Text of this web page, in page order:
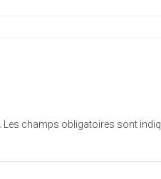
Les champs obligatoires sont